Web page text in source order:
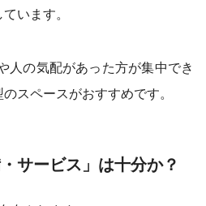
います。
人の気配があった方が集中でき
スペースがおすすめです。
サービス」は十分か？